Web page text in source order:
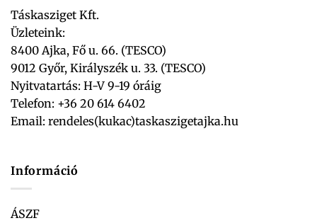
Táskasziget Kft.
Üzleteink:
8400 Ajka, Fő u. 66. (TESCO)
9012 Győr, Királyszék u. 33. (TESCO)
Nyitvatartás: H-V 9-19 óráig
Telefon: +36 20 614 6402
Email: rendeles(kukac)taskaszigetajka.hu
Információ
ÁSZF